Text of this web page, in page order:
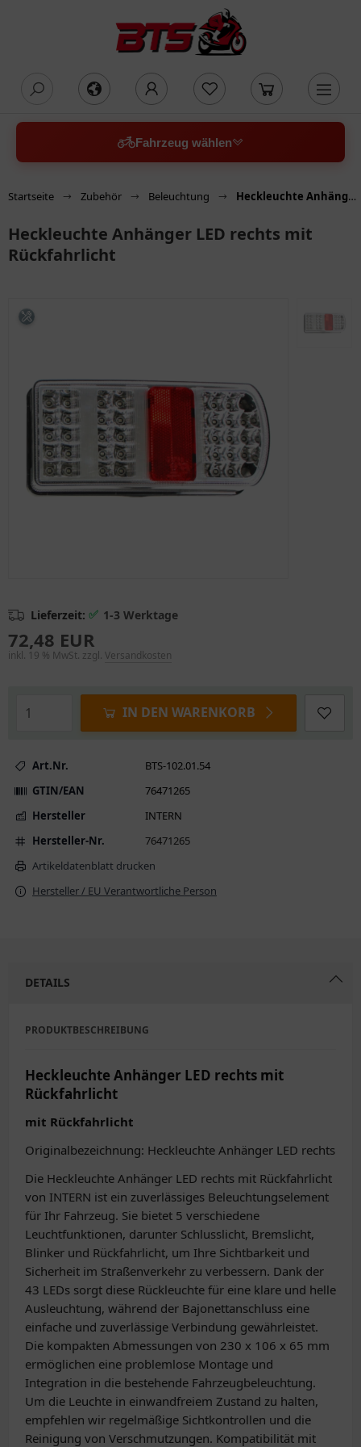
Fahrzeug wählen
Startseite Zubehör Beleuchtung Heckleuchte Anhänger LED rechts mit Rückfahrlicht
Heckleuchte Anhänger LED rechts mit
Rückfahrlicht
Lieferzeit: ✅ 1-3 Werktage
72,48 EUR
inkl. 19 % MwSt. zzgl. Versandkosten
IN DEN WARENKORB
Art.Nr.
BTS-102.01.54
GTIN/EAN
76471265
Hersteller
INTERN
Hersteller-Nr.
76471265
Artikeldatenblatt drucken
Hersteller / EU Verantwortliche Person
DETAILS
PRODUKTBESCHREIBUNG
Heckleuchte Anhänger LED rechts mit
Rückfahrlicht
mit Rückfahrlicht
Originalbezeichnung: Heckleuchte Anhänger LED rechts
Die Heckleuchte Anhänger LED rechts mit Rückfahrlicht
von INTERN ist ein zuverlässiges Beleuchtungselement
für Ihr Fahrzeug. Sie bietet 5 verschiedene
Leuchtfunktionen, darunter Schlusslicht, Bremslicht,
Blinker und Rückfahrlicht, um Ihre Sichtbarkeit und
Sicherheit im Straßenverkehr zu verbessern. Dank der
43 LEDs sorgt diese Rückleuchte für eine klare und helle
Ausleuchtung, während der Bajonettanschluss eine
einfache und zuverlässige Verbindung gewährleistet.
Die kompakten Abmessungen von 230 x 106 x 65 mm
ermöglichen eine problemlose Montage und
Integration in die bestehende Fahrzeugbeleuchtung.
Um die Leuchte in einwandfreiem Zustand zu halten,
empfehlen wir regelmäßige Sichtkontrollen und die
Reinigung von Verschmutzungen. Kompatibilität mit